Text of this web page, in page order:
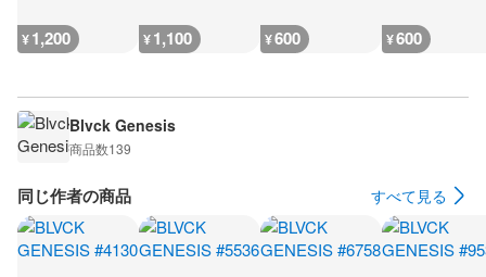
¥1,200 ¥1,100 ¥600 ¥600
Blvck Genesis
商品数139
同じ作者の商品 すべて見る